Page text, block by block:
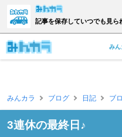
記事を保存していつでも見ら
みん
みんカラ ブログ 日記 ブ
3連休の最終日♪